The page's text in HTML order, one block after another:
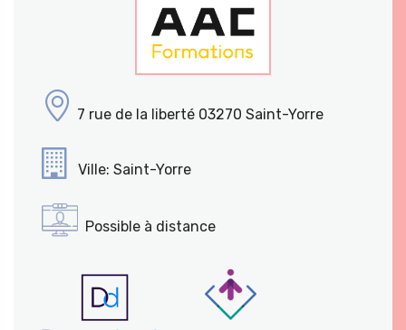
7 rue de la liberté 03270 Saint-Yorre
Ville: Saint-Yorre
Possible à distance